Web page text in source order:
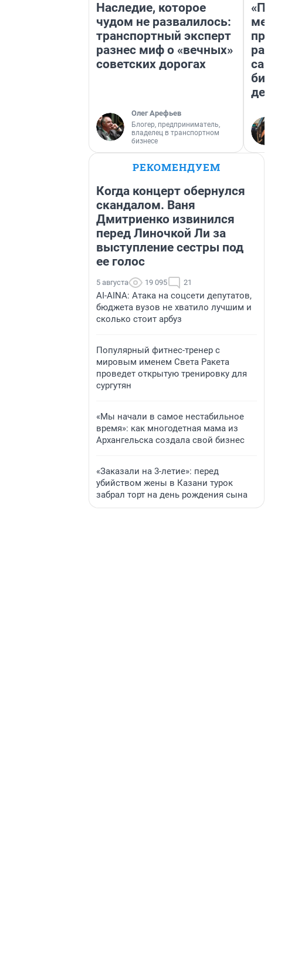
Наследие, которое
чудом не развалилось:
транспортный эксперт
разнес миф о «вечных»
советских дорогах
Олег Арефьев
Блогер, предприниматель,
владелец в транспортном
бизнесе
РЕКОМЕНДУЕМ
Когда концерт обернулся
скандалом. Ваня
Дмитриенко извинился
перед Линочкой Ли за
выступление сестры под
ее голос
5 августа 19 095 21
AI-AINA: Атака на соцсети депутатов,
бюджета вузов не хватило лучшим и
сколько стоит арбуз
Популярный фитнес-тренер с
мировым именем Света Ракета
проведет открытую тренировку для
сургутян
«Мы начали в самое нестабильное
время»: как многодетная мама из
Архангельска создала свой бизнес
«Заказали на 3-летие»: перед
убийством жены в Казани турок
забрал торт на день рождения сына